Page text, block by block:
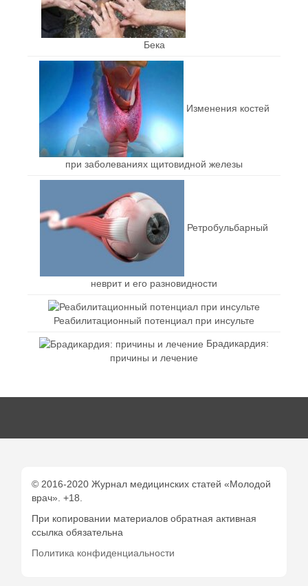
Бека
Изменения костей
при заболеваниях щитовидной железы
Ретробульбарный
неврит и его разновидности
Реабилитационный потенциал при инсульте
Брадикардия:
причины и лечение
© 2016-2020 Журнал медицинских статей «Молодой
врач». +18.
При копировании материалов обратная активная
ссылка обязательна
Политика конфиденциальности